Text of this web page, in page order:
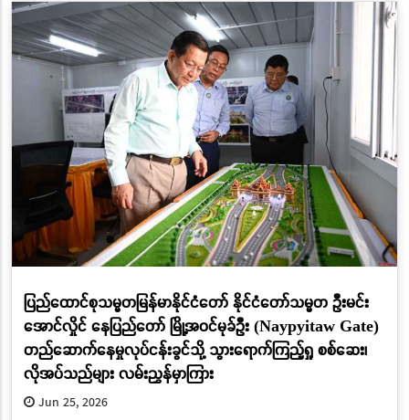
ပြည်ထောင်စုသမ္မတမြန်မာနိုင်ငံတော် နိုင်ငံတော်သမ္မတ ဦးမင်း
အောင်လှိုင် နေပြည်တော် မြို့အဝင်မုခ်ဦး (Naypyitaw Gate)
တည်ဆောက်နေမှုလုပ်ငန်းခွင်သို့ သွားရောက်ကြည့်ရှု စစ်ဆေး၊
လိုအပ်သည်များ လမ်းညွှန်မှာကြား
Jun 25, 2026